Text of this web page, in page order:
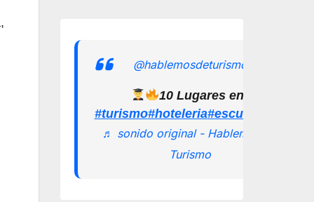
@hablemosdeturismomx
10 Lugares en los que
#turismo#hoteleria
♬ sonido original - Hablemos de
Turismo